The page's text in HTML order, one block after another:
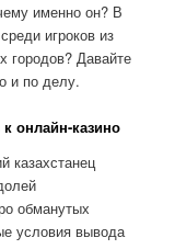
именно он? В
игроков из
Давайте
и по делу.
онлайн-казино
казахстанец
обманутых
условия вывода